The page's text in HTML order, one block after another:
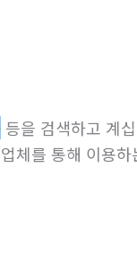
등을 검색하고 계
체를 통해 이용